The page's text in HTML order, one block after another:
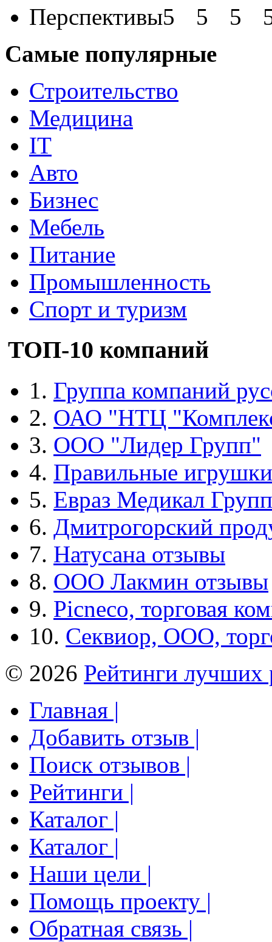
Перспективы
Самые популярные
Строительство
Медицина
IT
Авто
Бизнес
Мебель
Питание
Промышленность
Спорт и туризм
ТОП-10 компаний
1. Группа компаний
2. ОАО "НТЦ
3. ООО "Лидер Групп"
4. Правильные игрушки
5. Евраз Медикал Групп
6. Дмитрогорский
7. Натусана отзывы
8. ООО Лакмин отзывы
9. Picneco, торговая
10. Секвиор, ООО,
© 2026 Рейтинги лучших
Главная |
Добавить отзыв |
Поиск отзывов |
Рейтинги |
Каталог |
Каталог |
Наши цели |
Помощь проекту |
Обратная связь |